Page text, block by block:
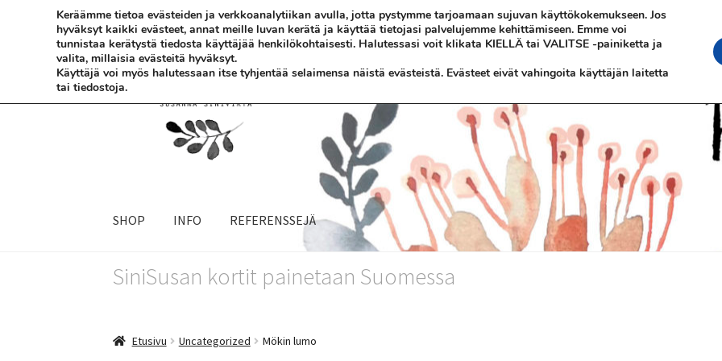
Siirry
navigointiin
Siirry
sisältöön
SHOP INFO REFERENSSEJÄ
SiniSusan kortit painetaan Suomessa
Etusivu Uncategorized Mökin lumo
Keräämme tietoa evästeiden ja verkkoanalytiikan avulla, jotta pystymme tarjoamaan sujuvan käyttökokemukseen. Jos
hyväksyt kaikki evästeet, annat meille luvan kerätä ja käyttää tietojasi palvelujemme kehittämiseen. Emme voi
tunnistaa kerätystä tiedosta käyttäjää henkilökohtaisesti. Halutessasi voit klikata KIELLÄ tai VALITSE -painiketta ja
valita, millaisia evästeitä hyväksyt.
Käyttäjä voi myös halutessaan itse tyhjentää selaimensa näistä evästeistä. Evästeet eivät vahingoita käyttäjän laitetta
tai tiedostoja.